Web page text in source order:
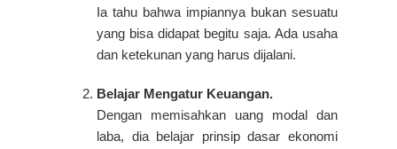
Ia tahu bahwa impiannya bukan sesuatu
yang bisa didapat begitu saja. Ada usaha
dan ketekunan yang harus dijalani.
Belajar Mengatur Keuangan.
Dengan memisahkan uang modal dan
laba, dia belajar prinsip dasar ekonomi